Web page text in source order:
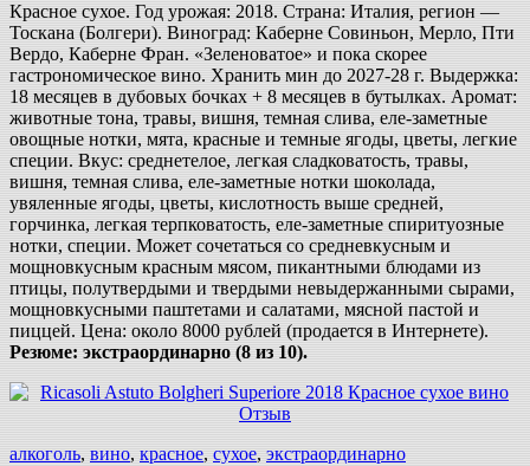
Красное сухое. Год урожая: 2018. Страна: Италия, регион —
Тоскана (Болгери). Виноград: Каберне Совиньон, Мерло, Пти
Вердо, Каберне Фран. «Зеленоватое» и пока скорее
гастрономическое вино. Хранить мин до 2027-28 г. Выдержка:
18 месяцев в дубовых бочках + 8 месяцев в бутылках. Аромат:
животные тона, травы, вишня, темная слива, еле-заметные
овощные нотки, мята, красные и темные ягоды, цветы, легкие
специи. Вкус: среднетелое, легкая сладковатость, травы,
вишня, темная слива, еле-заметные нотки шоколада,
увяленные ягоды, цветы, кислотность выше средней,
горчинка, легкая терпковатость, еле-заметные спиритуозные
нотки, специи. Может сочетаться со средневкусным и
мощновкусным красным мясом, пикантными блюдами из
птицы, полутвердыми и твердыми невыдержанными сырами,
мощновкусными паштетами и салатами, мясной пастой и
пиццей. Цена: около 8000 рублей (продается в Интернете).
Резюме: экстраординарно (8 из 10).
алкоголь, вино, красное, сухое, экстраординарно